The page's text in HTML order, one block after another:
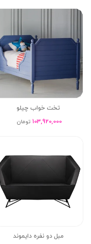
تخت خواب چیلو
103,920,000 تومان
مبل دو نفره دایموند